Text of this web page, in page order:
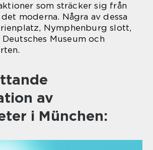
som sträcker sig från
moderna. Några av dessa
Nymphenburg slott,
Museum och
av
i München: